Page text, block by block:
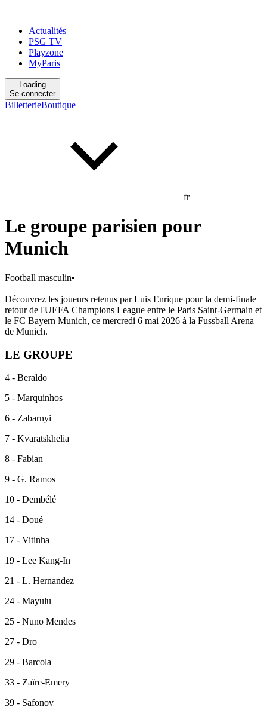
Actualités
PSG TV
Playzone
MyParis
Loading
Se connecter
BilletterieBoutique
fr
Le groupe parisien pour
Munich
Football masculin•
Découvrez les joueurs retenus par Luis Enrique pour la demi-finale
retour de l'UEFA Champions League entre le Paris Saint-Germain et
le FC Bayern Munich, ce mercredi 6 mai 2026 à la Fussball Arena
de Munich.
LE GROUPE
4 - Beraldo
5 - Marquinhos
6 - Zabarnyi
7 - Kvaratskhelia
8 - Fabian
9 - G. Ramos
10 - Dembélé
14 - Doué
17 - Vitinha
19 - Lee Kang-In
21 - L. Hernandez
24 - Mayulu
25 - Nuno Mendes
27 - Dro
29 - Barcola
33 - Zaïre-Emery
39 - Safonov